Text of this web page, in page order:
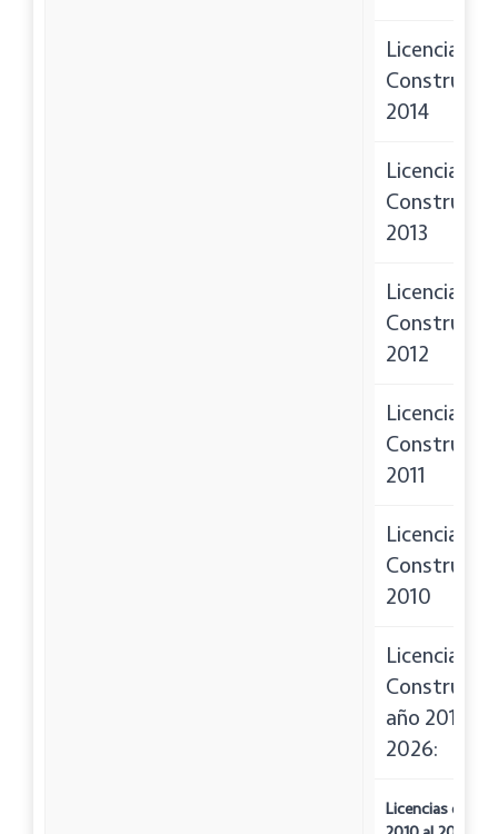
Licencias de
2014
Licencias de
2013
Licencias de
2012
Licencias de
2011
Licencias de
2010
Licencias de
año 2010 al
2026:
Licencias de